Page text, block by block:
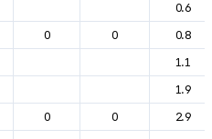
0.6
0 0
0.8
1.1
1.9
0 0
2.9